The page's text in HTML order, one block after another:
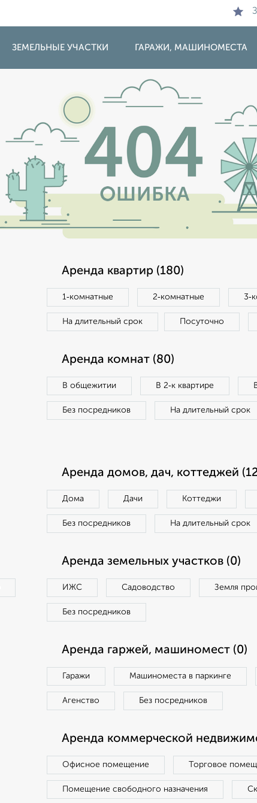
ЗЕМЕЛЬНЫЕ УЧАСТКИ ГАРАЖИ, МАШИНОМЕСТА
Аренда квартир (180)
1‑комнатные 2‑комнатные
На длительный срок Посуточно
Аренда комнат (80)
В общежитии В 2‑к квартире
Без посредников На длительный срок
Аренда домов, дач, коттеджей
Дома Дачи Коттеджи
Без посредников На длительный срок
Аренда земельных участков (0)
ИЖС Садоводство Земля
Без посредников
Аренда гаржей, машиномест (0)
Гаражи Машиноместа в паркинге
Агенство Без посредников
Аренда коммерческой
Офисное помещение Торговое
Помещение свободного назначения